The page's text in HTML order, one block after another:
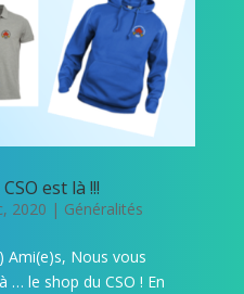
est là !!!
2020 | Généralités
Ami(e)s, Nous vous
… le shop du CSO ! En